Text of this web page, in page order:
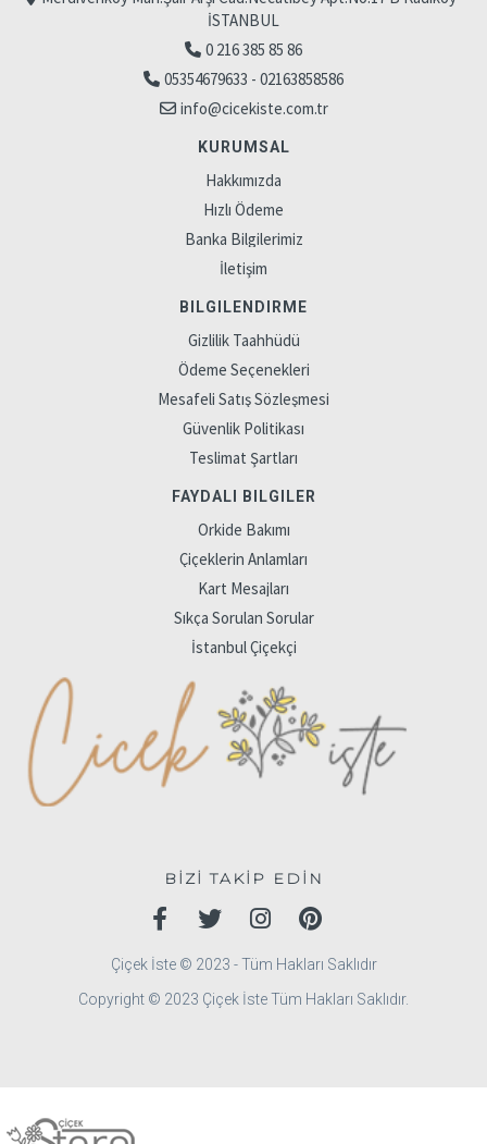
İSTANBUL
0 216 385 85 86
05354679633 - 02163858586
info@cicekiste.com.tr
KURUMSAL
Hakkımızda
Hızlı Ödeme
Banka Bilgilerimiz
İletişim
BILGILENDIRME
Gizlilik Taahhüdü
Ödeme Seçenekleri
Mesafeli Satış Sözleşmesi
Güvenlik Politikası
Teslimat Şartları
FAYDALI BILGILER
Orkide Bakımı
Çiçeklerin Anlamları
Kart Mesajları
Sıkça Sorulan Sorular
İstanbul Çiçekçi
BİZİ TAKİP EDİN
Çiçek İste © 2023 - Tüm Hakları Saklıdır
Copyright © 2023 Çiçek İste Tüm Hakları Saklıdır.